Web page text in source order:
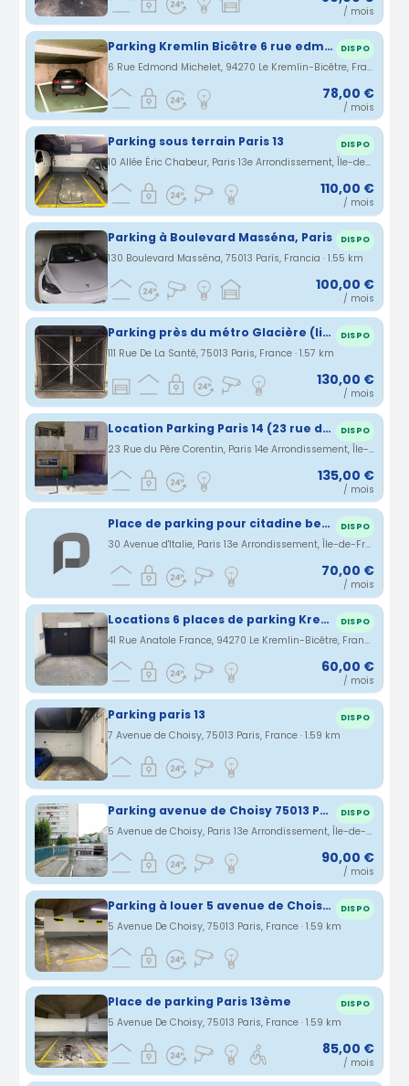
/ mois
Parking Kremlin Bicêtre 6 rue edmond michelet DISPO
6 Rue Edmond Michelet, 94270 Le Kremlin-Bicêtre, France · 1.52 km
78,00 €
/ mois
Parking sous terrain Paris 13 DISPO
10 Allée Éric Chabeur, Paris 13e Arrondissement, Île-de-France, France · 1.53 km
110,00 €
/ mois
Parking à Boulevard Masséna, Paris DISPO
130 Boulevard Masséna, 75013 París, Francia · 1.55 km
100,00 €
/ mois
Parking près du métro Glacière (ligne 6) et bus 21/64 DISPO
111 Rue De La Santé, 75013 Paris, France · 1.57 km
130,00 €
/ mois
Location Parking Paris 14 (23 rue du Pere Corentin) DISPO
23 Rue du Père Corentin, Paris 14e Arrondissement, Île-de-France, France · 1.57 km
135,00 €
/ mois
Place de parking pour citadine berline SUV ou moto DISPO
30 Avenue d'Italie, Paris 13e Arrondissement, Île-de-France, France · 1.58 km
70,00 €
/ mois
Locations 6 places de parking Kremlin Bicêtre DISPO
41 Rue Anatole France, 94270 Le Kremlin-Bicêtre, France · 1.59 km
60,00 €
/ mois
Parking paris 13 DISPO
7 Avenue de Choisy, 75013 Paris, France · 1.59 km
Parking avenue de Choisy 75013 Paris DISPO
5 Avenue de Choisy, Paris 13e Arrondissement, Île-de-France, France · 1.59 km
90,00 €
/ mois
Parking à louer 5 avenue de Choisy- Paris DISPO
5 Avenue De Choisy, 75013 Paris, France · 1.59 km
Place de parking Paris 13ème DISPO
5 Avenue De Choisy, 75013 Paris, France · 1.59 km
85,00 €
/ mois